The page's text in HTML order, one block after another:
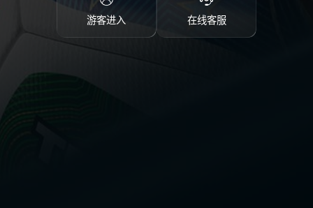
游客进入 在线客服